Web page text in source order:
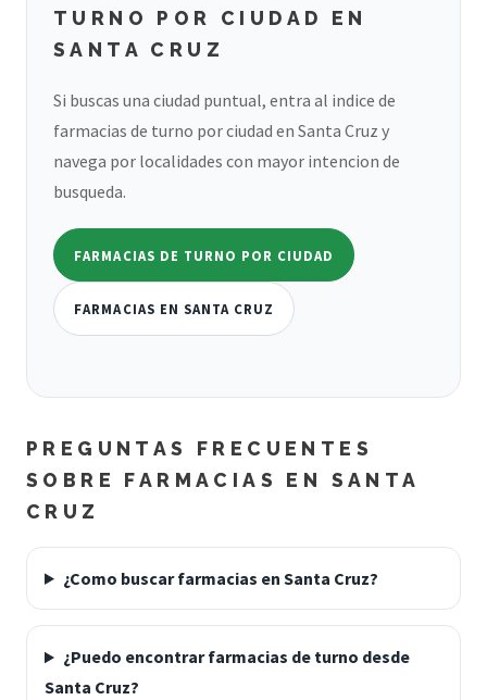
TURNO POR CIUDAD EN
SANTA CRUZ
Si buscas una ciudad puntual, entra al indice de
farmacias de turno por ciudad en Santa Cruz y
navega por localidades con mayor intencion de
busqueda.
FARMACIAS DE TURNO POR CIUDAD
FARMACIAS EN SANTA CRUZ
PREGUNTAS FRECUENTES
SOBRE FARMACIAS EN SANTA
CRUZ
¿Como buscar farmacias en Santa Cruz?
¿Puedo encontrar farmacias de turno desde
Santa Cruz?